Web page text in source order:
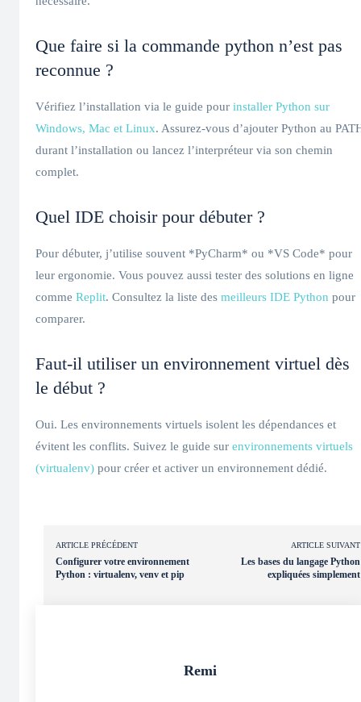
Que faire si la commande python n’est pas
reconnue ?
Vérifiez l’installation via le guide pour installer Python sur
Windows, Mac et Linux. Assurez-vous d’ajouter Python au
durant l’installation ou lancez l’interpréteur via son chemin
complet.
Quel IDE choisir pour débuter ?
Pour débuter, j’utilise souvent *PyCharm* ou *VS Code* pour
leur ergonomie. Vous pouvez aussi tester des solutions en ligne
comme Replit. Consultez la liste des meilleurs IDE Python pour
comparer.
Faut-il utiliser un environnement virtuel dès
le début ?
Oui. Les environnements virtuels isolent les dépendances et
évitent les conflits. Suivez le guide sur environnements virtuels
(virtualenv) pour créer et activer un environnement dédié.
ARTICLE PRÉCÉDENT
Configurer votre environnement
Python : virtualenv, venv et pip
ARTICLE SUIVANT
Les bases du langage Python
expliquées simplement
Remi